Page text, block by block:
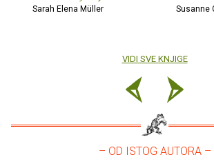
Sarah Elena Müller Susanne
VIDI SVE KNJIGE
– OD ISTOG AUTORA –